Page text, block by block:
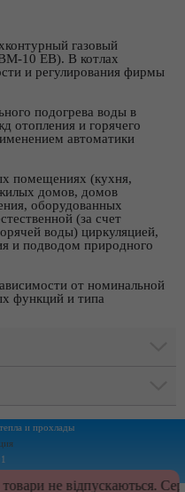
газовый
10 ЕВ). В котлах
и регулирования фирмы
подогрева воды в
отопления и горячего
автоматики
помещениях (кухня,
домов, домов
оборудованных
(за счет
воды) циркуляцией,
и подводом природного
от номинальной
функций и типа
и прохлады
не відпускаються.